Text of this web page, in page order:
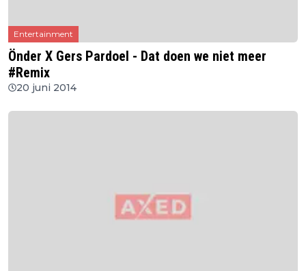
Entertainment
Önder X Gers Pardoel - Dat doen we niet meer
#Remix
20 juni 2014